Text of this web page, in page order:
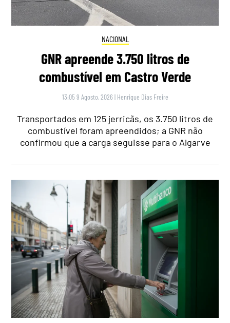
NACIONAL
GNR apreende 3.750 litros de
combustível em Castro Verde
13:05 9 Agosto, 2026 | Henrique Dias Freire
Transportados em 125 jerricãs, os 3.750 litros de
combustível foram apreendidos; a GNR não
confirmou que a carga seguisse para o Algarve